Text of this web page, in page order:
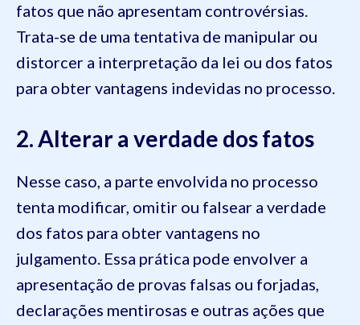
fatos que não apresentam controvérsias.
Trata-se de uma tentativa de manipular ou
distorcer a interpretação da lei ou dos fatos
para obter vantagens indevidas no processo.
2. Alterar a verdade dos fatos
Nesse caso, a parte envolvida no processo
tenta modificar, omitir ou falsear a verdade
dos fatos para obter vantagens no
julgamento. Essa prática pode envolver a
apresentação de provas falsas ou forjadas,
declarações mentirosas e outras ações que